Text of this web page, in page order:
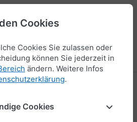
Vergleichen Wunschliste Warenkorb
Cookies
Cookies Sie zulassen oder
können Sie jederzeit in
ändern. Weitere Infos
.
Cookies